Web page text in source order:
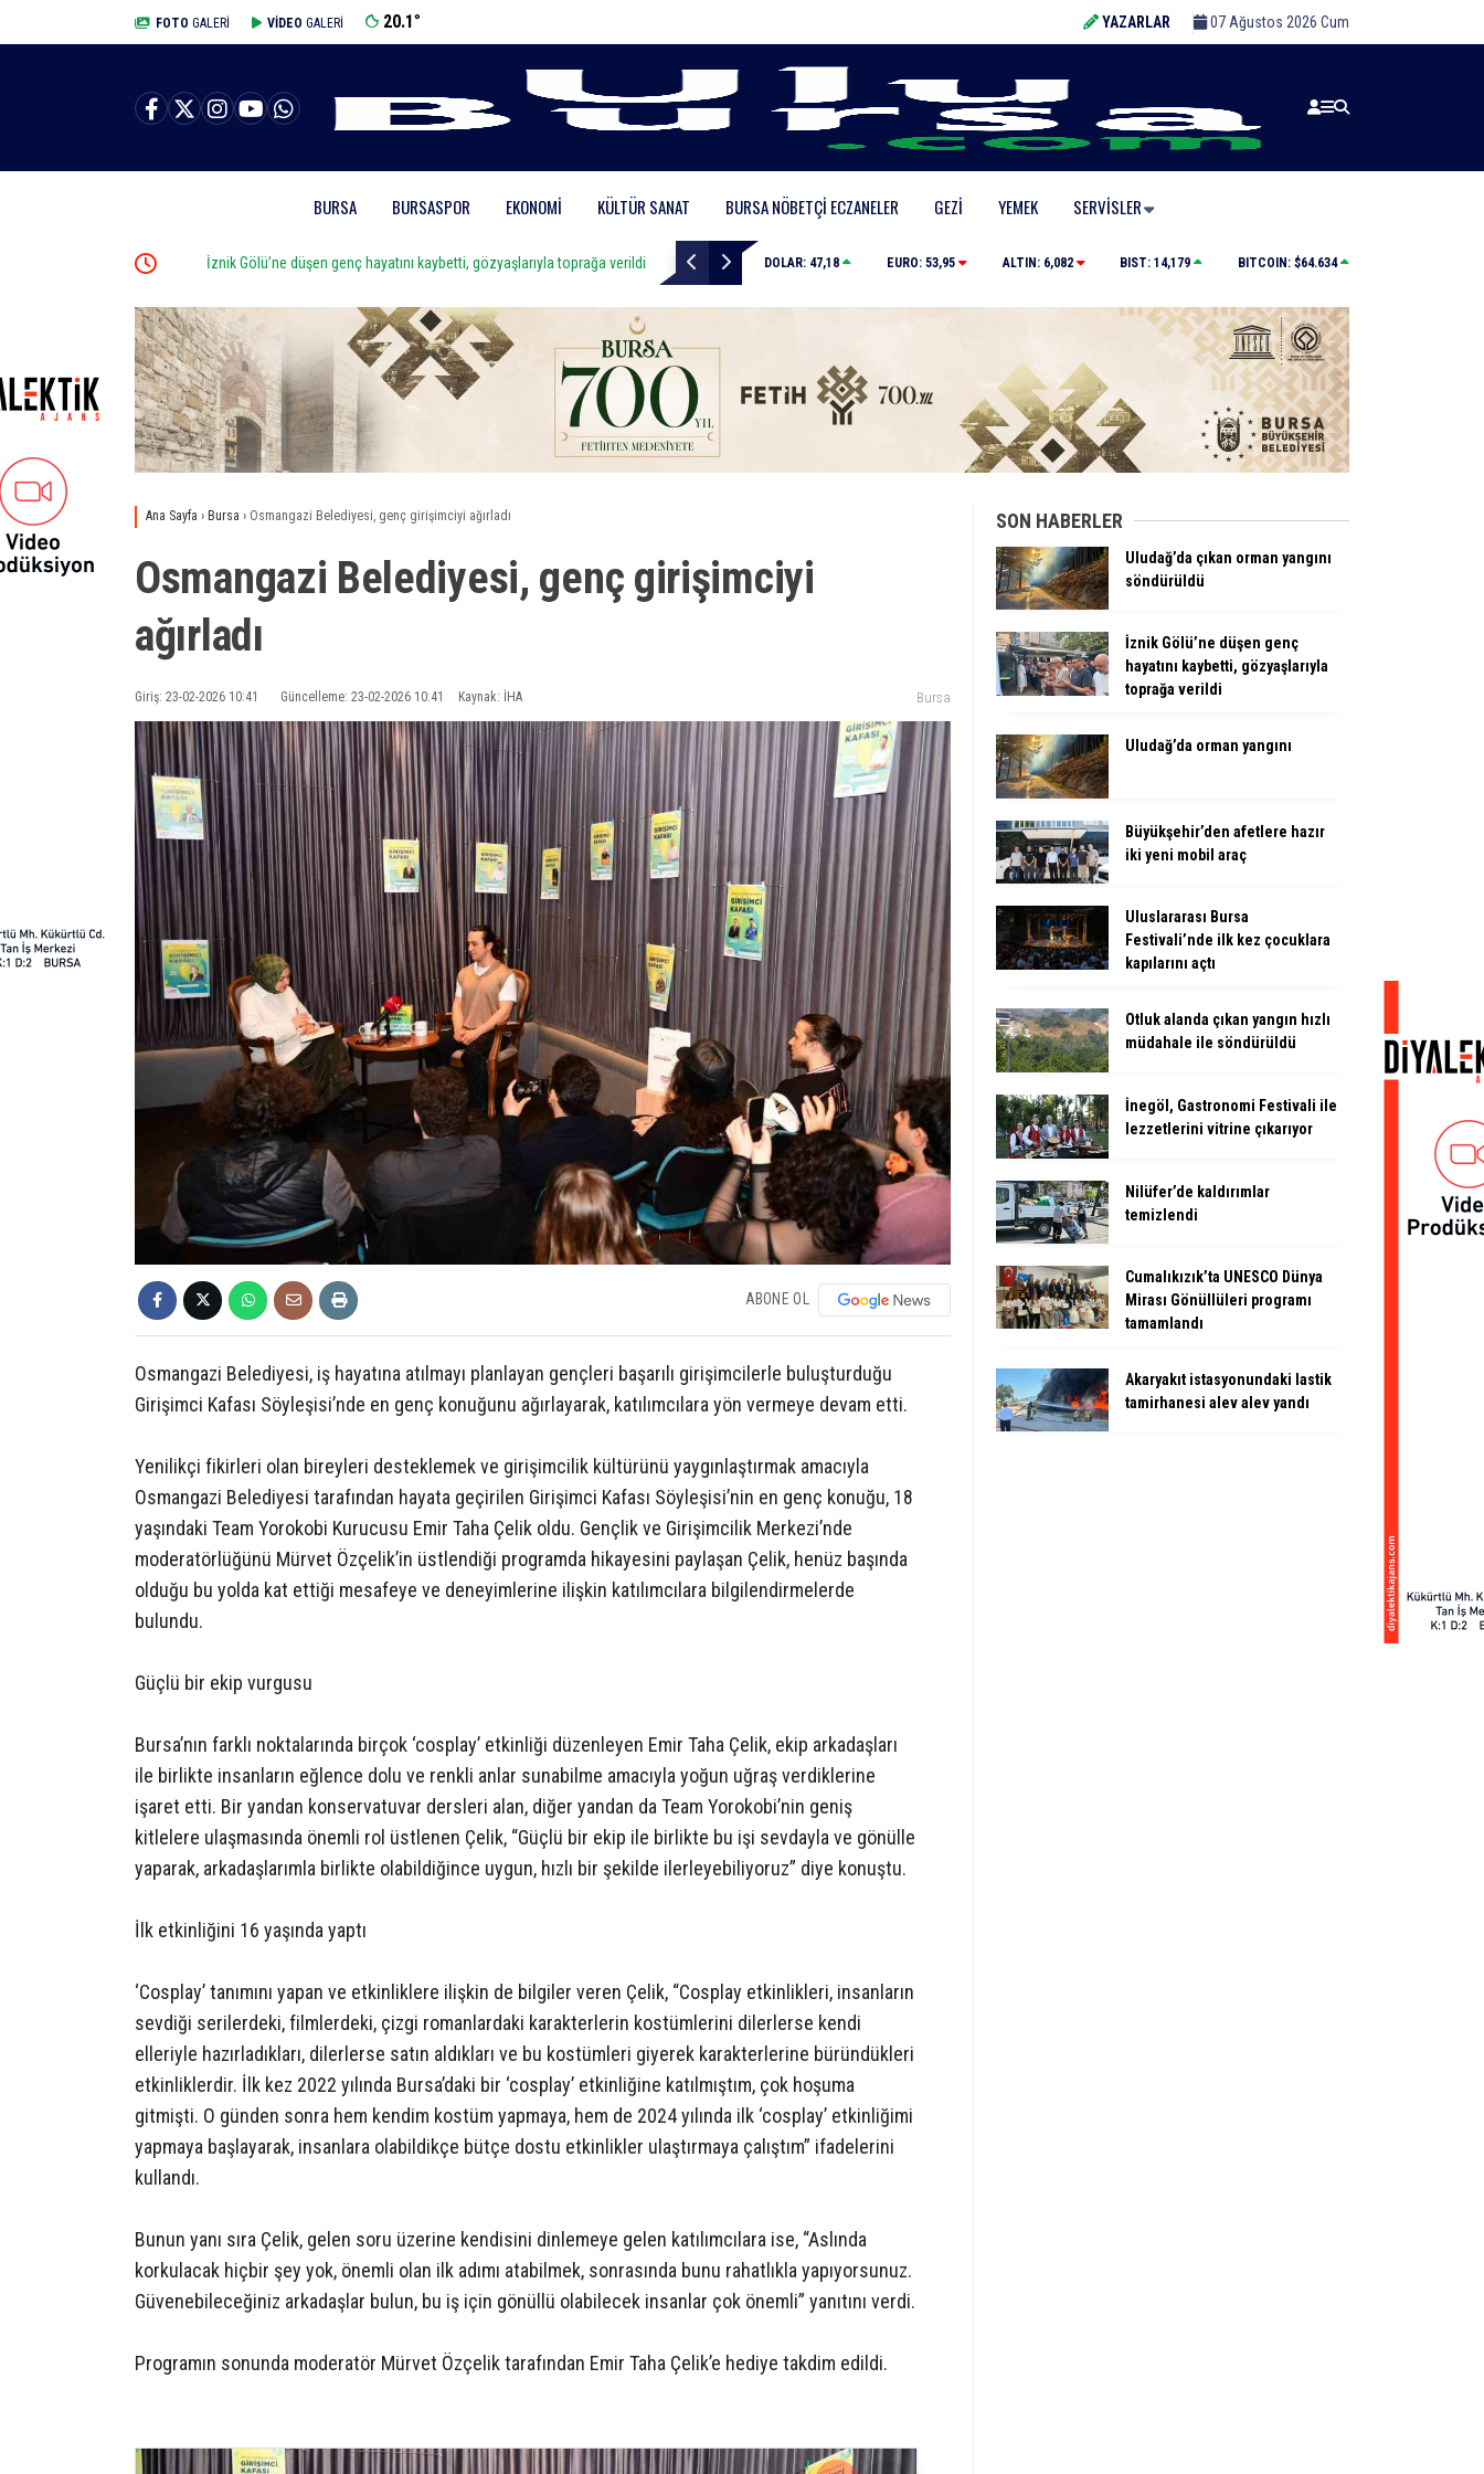
FOTO GALERİ VİDEO GALERİ 20.1° YAZARLAR 07 Ağustos 2026 Cum
BURSA BURSASPOR EKONOMI KÜLTÜR SANAT BURSA NÖBETÇI ECZANELER GEZI YEMEK SERVISLER
İznik Gölü’ne düşen genç hayatını kaybetti, gözyaşlarıyla toprağa verildi Uludağ’da orman yangını Büyükşehir’den afetlere hazır iki yeni mobil araç
DOLAR: 47,18 EURO: 53,95 ALTIN: 6,082 BIST: 14,179 BITCOIN: $64.634
Ana Sayfa › Bursa › Osmangazi Belediyesi, genç girişimciyi ağırladı
Osmangazi Belediyesi, genç girişimciyi
ağırladı
Giriş: 23-02-2026 10:41 Güncelleme: 23-02-2026 10:41 Kaynak: İHA Bursa
ABONE OL
Osmangazi Belediyesi, iş hayatına atılmayı planlayan gençleri başarılı girişimcilerle buluşturduğu
Girişimci Kafası Söyleşisi’nde en genç konuğunu ağırlayarak, katılımcılara yön vermeye devam etti.
Yenilikçi fikirleri olan bireyleri desteklemek ve girişimcilik kültürünü yaygınlaştırmak amacıyla
Osmangazi Belediyesi tarafından hayata geçirilen Girişimci Kafası Söyleşisi’nin en genç konuğu, 18
yaşındaki Team Yorokobi Kurucusu Emir Taha Çelik oldu. Gençlik ve Girişimcilik Merkezi’nde
moderatörlüğünü Mürvet Özçelik’in üstlendiği programda hikayesini paylaşan Çelik, henüz başında
olduğu bu yolda kat ettiği mesafeye ve deneyimlerine ilişkin katılımcılara bilgilendirmelerde
bulundu.
Güçlü bir ekip vurgusu
Bursa’nın farklı noktalarında birçok ‘cosplay’ etkinliği düzenleyen Emir Taha Çelik, ekip arkadaşları
ile birlikte insanların eğlence dolu ve renkli anlar sunabilme amacıyla yoğun uğraş verdiklerine
işaret etti. Bir yandan konservatuvar dersleri alan, diğer yandan da Team Yorokobi’nin geniş
kitlelere ulaşmasında önemli rol üstlenen Çelik, “Güçlü bir ekip ile birlikte bu işi sevdayla ve gönülle
yaparak, arkadaşlarımla birlikte olabildiğince uygun, hızlı bir şekilde ilerleyebiliyoruz” diye konuştu.
İlk etkinliğini 16 yaşında yaptı
‘Cosplay’ tanımını yapan ve etkinliklere ilişkin de bilgiler veren Çelik, “Cosplay etkinlikleri, insanların
sevdiği serilerdeki, filmlerdeki, çizgi romanlardaki karakterlerin kostümlerini dilerlerse kendi
elleriyle hazırladıkları, dilerlerse satın aldıkları ve bu kostümleri giyerek karakterlerine büründükleri
etkinliklerdir. İlk kez 2022 yılında Bursa’daki bir ‘cosplay’ etkinliğine katılmıştım, çok hoşuma
gitmişti. O günden sonra hem kendim kostüm yapmaya, hem de 2024 yılında ilk ‘cosplay’ etkinliğimi
yapmaya başlayarak, insanlara olabildikçe bütçe dostu etkinlikler ulaştırmaya çalıştım” ifadelerini
kullandı.
Bunun yanı sıra Çelik, gelen soru üzerine kendisini dinlemeye gelen katılımcılara ise, “Aslında
korkulacak hiçbir şey yok, önemli olan ilk adımı atabilmek, sonrasında bunu rahatlıkla yapıyorsunuz.
Güvenebileceğiniz arkadaşlar bulun, bu iş için gönüllü olabilecek insanlar çok önemli” yanıtını verdi.
Programın sonunda moderatör Mürvet Özçelik tarafından Emir Taha Çelik’e hediye takdim edildi.
SON HABERLER
Uludağ’da çıkan orman yangını
söndürüldü
İznik Gölü’ne düşen genç
hayatını kaybetti, gözyaşlarıyla
toprağa verildi
Uludağ’da orman yangını
Büyükşehir’den afetlere hazır
iki yeni mobil araç
Uluslararası Bursa
Festivali’nde ilk kez çocuklara
kapılarını açtı
Otluk alanda çıkan yangın hızlı
müdahale ile söndürüldü
İnegöl, Gastronomi Festivali ile
lezzetlerini vitrine çıkarıyor
Nilüfer’de kaldırımlar
temizlendi
Cumalıkızık’ta UNESCO Dünya
Mirası Gönüllüleri programı
tamamlandı
Akaryakıt istasyonundaki lastik
tamirhanesi alev alev yandı